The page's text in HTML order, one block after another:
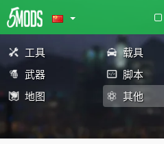
工具 载具
武器
脚本
地图
其他